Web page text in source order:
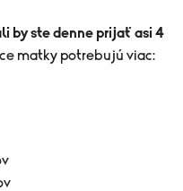
by ste denne prijať asi 4
matky potrebujú viac: